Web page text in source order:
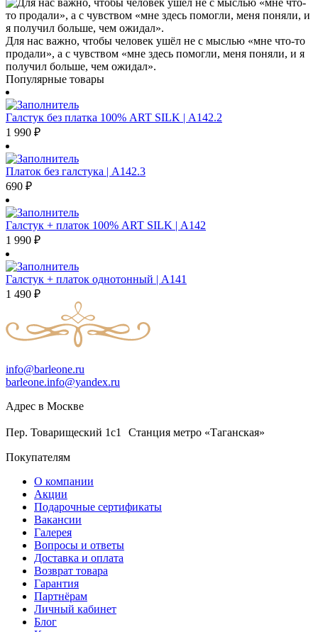
Для нас важно, чтобы человек ушёл не с мыслью «мне что-то
продали», а с чувством «мне здесь помогли, меня поняли, и я
получил больше, чем ожидал».
Популярные товары
Галстук без платка 100% ART SILK | А142.2
1 990 ₽
Платок без галстука | А142.3
690 ₽
Галстук + платок 100% ART SILK | А142
1 990 ₽
Галстук + платок однотонный | А141
1 490 ₽
info@barleone.ru
barleone.info@yandex.ru
Адрес в Москве
Пер. Товарищеский 1с1 Станция метро «Таганская»
Покупателям
О компании
Акции
Подарочные сертификаты
Вакансии
Галерея
Вопросы и ответы
Доставка и оплата
Возврат товара
Гарантия
Партнёрам
Личный кабинет
Блог